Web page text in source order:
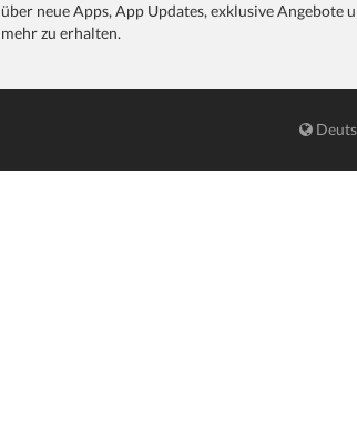
über neue Apps, App Updates, exklusive Angebote
mehr zu erhalten.